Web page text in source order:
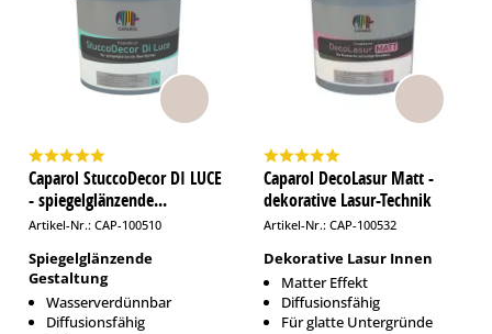
Caparol StuccoDecor DI LUCE
- spiegelglänzende...
Artikel-Nr.: CAP-100510
Spiegelglänzende
Gestaltung
Wasserverdünnbar
Diffusionsfähig
Caparol DecoLasur Matt -
dekorative Lasur-Technik
Artikel-Nr.: CAP-100532
Dekorative Lasur Innen
Matter Effekt
Diffusionsfähig
Für glatte Untergründe